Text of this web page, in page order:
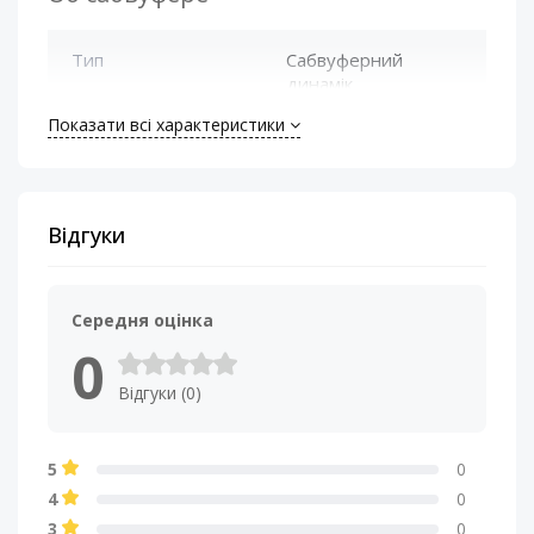
Тип
Сабвуферний
динамік
Показати всі характеристики
Відгуки
Середня оцінка
0 Відгуки (0)
5
0
4
0
3
0